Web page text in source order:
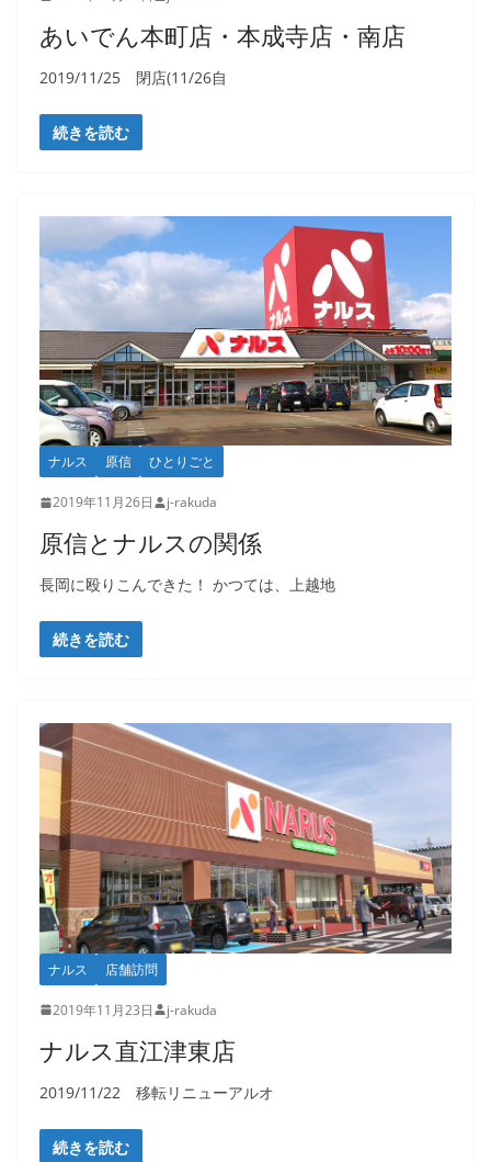
あいでん本町店・本成寺店・南店
2019/11/25 閉店(11/26自
続きを読む
ナルス 原信 ひとりごと
2019年11月26日 j-rakuda
原信とナルスの関係
長岡に殴りこんできた！ かつては、上越地
続きを読む
ナルス 店舗訪問
2019年11月23日 j-rakuda
ナルス直江津東店
2019/11/22 移転リニューアルオ
続きを読む